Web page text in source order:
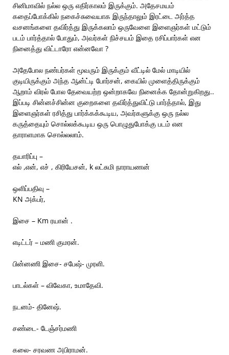
சினிமாவில் நல்ல ஒரு எதிர்காலம் இருக்கும். அதேசமயம்
கதைப்போக்கில் நகைச்சுவையாக இருந்தாலும் இரட்டை அர்த்த
வசனங்களை தவிர்த்து இருக்கலாம் ஒருவேளை இளைஞர்கள் மட்டும்
படம் பார்த்தால் போதும், அவர்கள் நிச்சயம் இதை ரசிப்பார்கள் என
நினைத்து விட்டாரோ என்னவோ ?
அதேபோல நண்பர்கள் மூவரும் இருக்கும் வீட்டில் மேல் மாடியில்
குடியிருக்கும் அந்த ஆன்ட்டி போர்சன், கையில் முளைத்திருக்கும்
ஆறாம் விரல் போல தேவையற்ற ஒன்றாகவே நினைக்க தோன்றுகிறது..
இப்படி சின்னச்சின்ன குறைகளை தவிர்த்துவிட்டு பார்த்தால், இது
இளைஞர்கள் ரசித்து பார்க்கக்கூடிய, அவர்களுக்கு ஒரு நல்ல
கருத்தையும் சொல்லக்கூடிய ஒரு பொழுதுபோக்கு படம் என
தாராளமாக சொல்லலாம்.
தயாரிப்பு –
எல் ,என், எச் , கிரியேசன், k லட்சுமி நாராயணன்
ஒளிப்பதிவு –
KN அக்பர்,
இசை – Km ரயான் .
எடிட்டர் – மணி குமரன்.
பின்னணி இசை- சபேஷ்- முரளி.
பாடல்கள் – விவேகா, உமாதேவி.
நடனம்- தினேஷ்.
சண்டை- டேஞ்சர்மணி
கலை- சரவண அபிராமன்.